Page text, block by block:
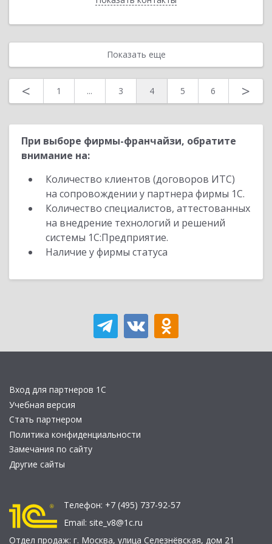
Показать еще
< 1 ... 3 4 5 6 >
При выборе фирмы-франчайзи, обратите
внимание на:
Количество клиентов (договоров ИТС)
на сопровождении у партнера фирмы 1С.
Количество специалистов, аттестованных
на внедрение технологий и решений
системы 1С:Предприятие.
Наличие у фирмы статуса
Вход для партнеров 1С
Учебная версия
Стать партнером
Политика конфиденциальности
Замечания по сайту
Другие сайты
Телефон: +7 (495) 737-92-57
Email: site_v8@1c.ru
Отдел продаж: г. Москва, улица Селезнёвская, дом 21